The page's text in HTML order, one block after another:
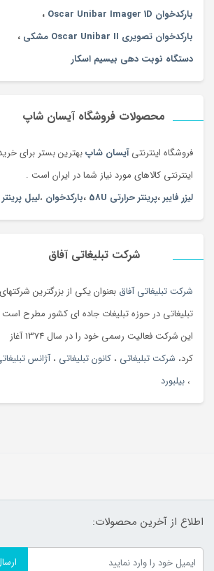
بارکدخوان Oscar Unibar Imager 1D
،
بارکدخوان تصویری Oscar Unibar II مشکی
،
دستگاه نوبت دهی بیسیم اسکار
محصولات فروشگاه آیسان شاپ
فروشگاه اینترنتیآیسان شاپبهترین بستر برای
اینترنتی کالاهای مورد نیاز شما در ایران است .
لیزر فایبر،پرینتر حرارتی 58U ،بارکدخوان ،لیبل پرینتر
شرکت تبلیغاتی آفاق
شرکت تبلیغاتی آفاق بعنوان یکی از بزرگترین شرکتهای
تبلیغاتی در حوزه تبلیغات جاده ای کشور مطرح است
این شرکت فعالیت رسمی خود را در سال 1374 آغاز
کرد، شرکت تبلیغاتی ، کانون تبلیغاتی ،آژانس
، بیلبورد
اطلاع از آخرین محصولات: